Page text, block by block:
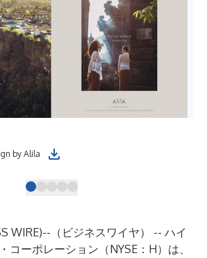
by Alila
WIRE)-- （ビジネスワイヤ） -- ハイ
コーポレーション （NYSE：H）は、